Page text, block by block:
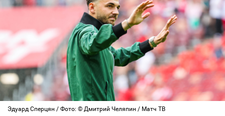
Эдуард Сперцян / Фото: © Дмитрий Челяпин / Матч ТВ